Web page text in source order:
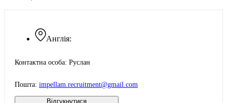
Англія:
Контактна особа: Руслан
Пошта: impellam.recruitment@gmail.com
Відгукнутися